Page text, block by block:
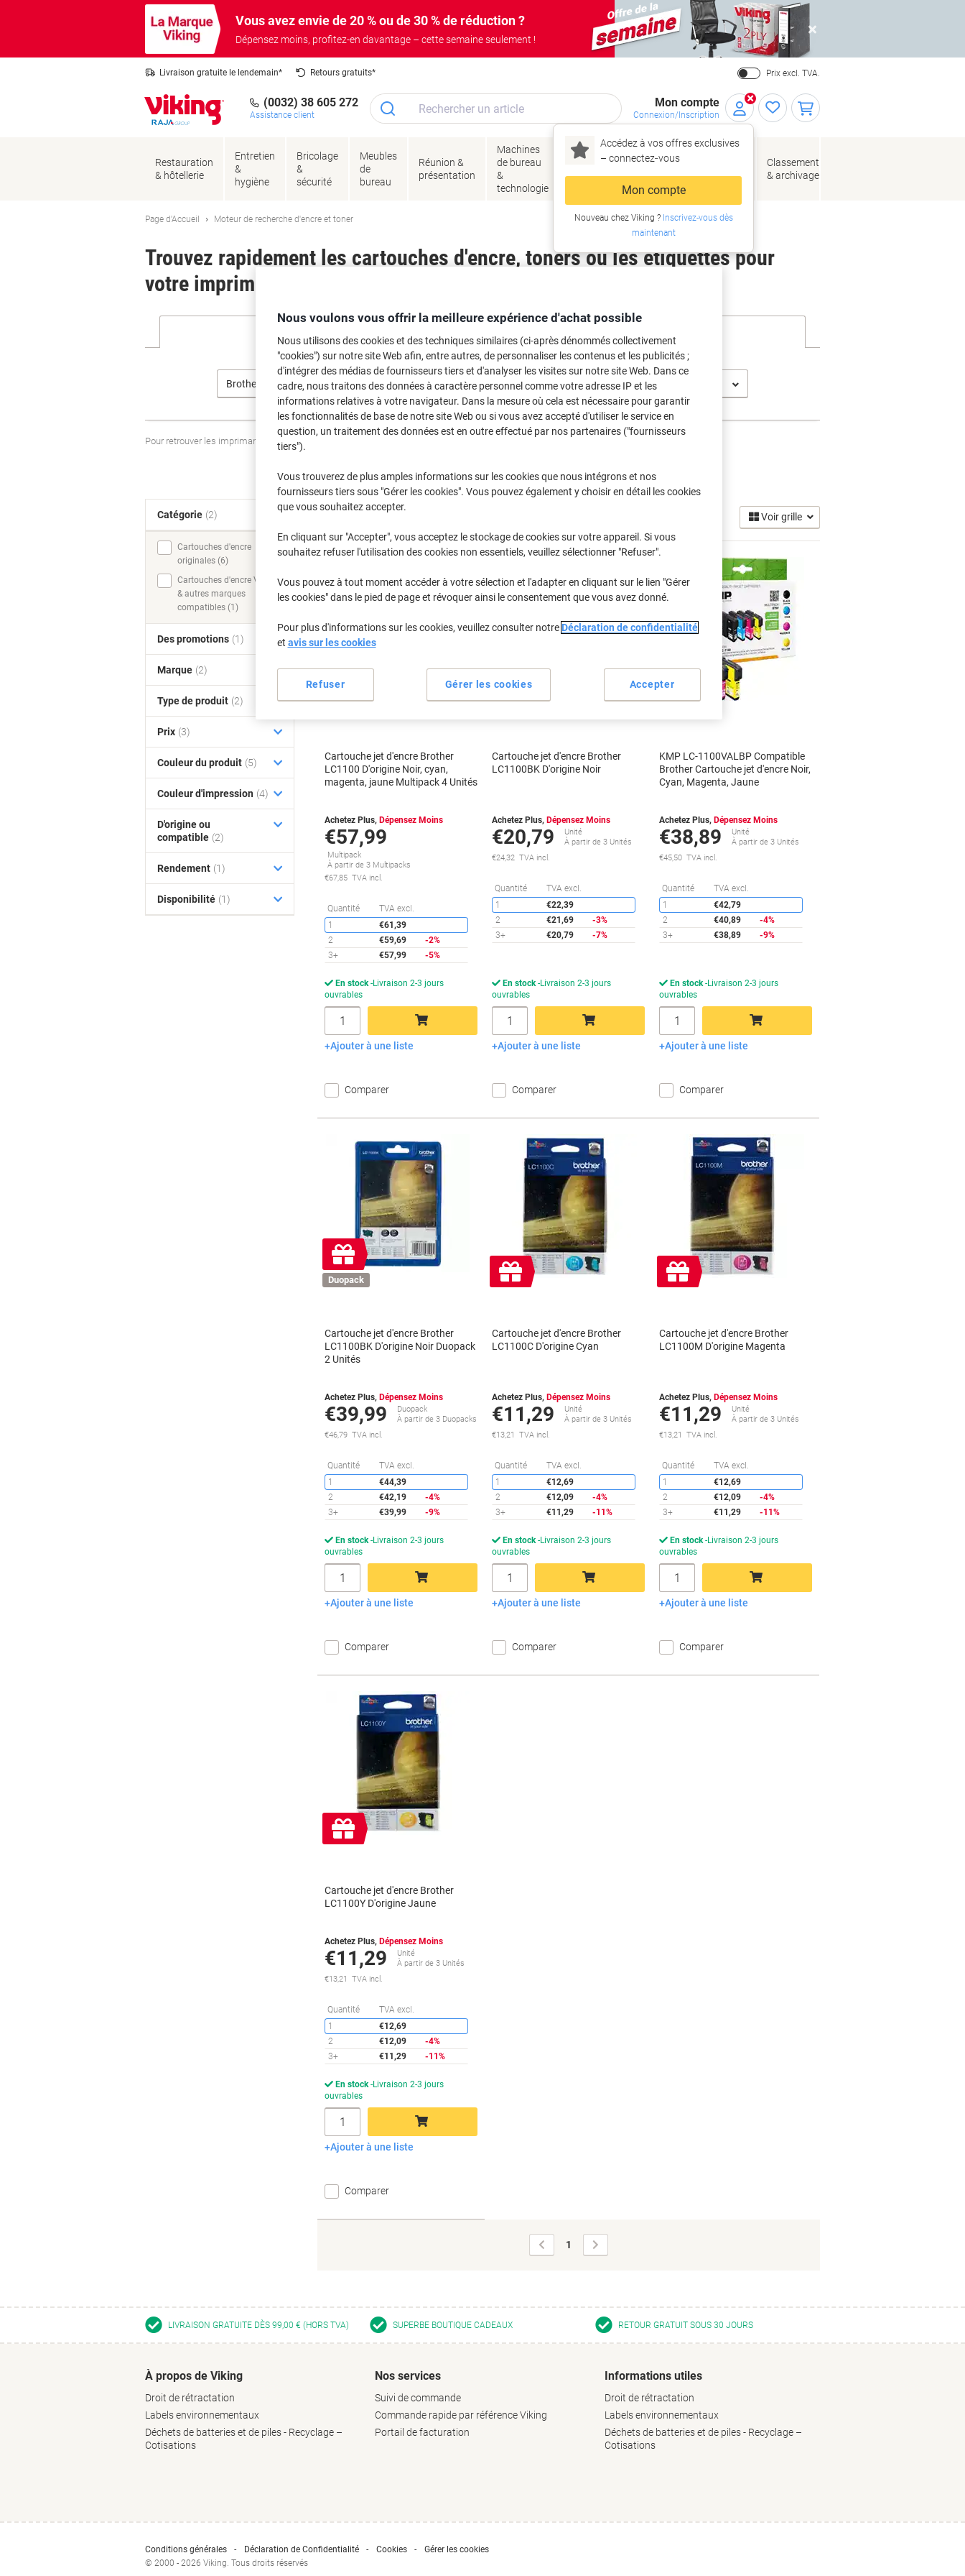
Vous avez envie de 20 % ou de 30 % de réduction ?
Dépensez moins, profitez-en davantage – cette semaine seulement !
Close
Livraison gratuite le lendemain* Retours gratuits* Prix excl. TVA.
(0032) 38 605 272
Assistance client
Mon compte
Connexion/Inscription
Accédez à vos offres exclusives
– connectez‑vous
Mon compte
Nouveau chez Viking ?Inscrivez-vous dès
maintenant
Restauration
& hôtellerie
Entretien
&
hygiène
Bricolage
&
sécurité
Meubles
de
bureau
Réunion &
présentation
Machines
de bureau
&
technologie
Encres
Papier,
enveloppes
&
emballage
de bureau
Classement
& archivage
Page d'Accueil Moteur de recherche d'encre et toner
Trouvez rapidement les cartouches d'encre, toners ou les étiquettes pour
votre imprimante.
Brother DCP Brother DCP-585 C
Pour retrouver les imprimantes listées et/ou les cartouches précédemment achetées
Brother DCP-585 C Cartouches Jet Encre (7)
Voir grille
Cadeau
gratuit
Multipack
Cartouche jet d'encre Brother
LC1100 D'origine Noir, cyan,
magenta, jaune Multipack 4 Unités
Achetez Plus, Dépensez Moins
€57,99
Multipack
À partir de 3 Multipacks
€67,85 TVA incl.
Quantité TVA excl.
Économies
1
€61,39
2
€59,69
-2%
3+
€57,99 -5%
En stock Livraison 2-3 jours
ouvrables
Quantité
Ajouter au panier
Ajouter à une liste
Comparer
Cadeau
gratuit
Cartouche jet d'encre Brother
LC1100BK D'origine Noir
Achetez Plus, Dépensez Moins
€20,79
Unité
À partir de 3 Unités
€24,32 TVA incl.
Quantité TVA excl.
Économies
1
€22,39
2
€21,69
-3%
3+
€20,79 -7%
En stock Livraison 2-3 jours
ouvrables
Quantité
Ajouter au panier
Ajouter à une liste
Comparer
KMP LC-1100VALBP Compatible
Brother Cartouche jet d'encre Noir,
Cyan, Magenta, Jaune
Achetez Plus, Dépensez Moins
€38,89
Unité
À partir de 3 Unités
€45,50 TVA incl.
Quantité TVA excl.
1
€42,79
2
€40,89
-4%
3+
€38,89 -9%
En stock Livraison 2-3 jours
ouvrables
Quantité
Ajouter au panier
Ajouter à une liste
Comparer
Cadeau
gratuit
Duopack
Cartouche jet d'encre Brother
LC1100BK D'origine Noir Duopack
2 Unités
Achetez Plus, Dépensez Moins
€39,99
Duopack
À partir de 3 Duopacks
€46,79 TVA incl.
Quantité TVA excl.
Économies
1
€44,39
2
€42,19
-4%
3+
€39,99 -9%
En stock Livraison 2-3 jours
ouvrables
Quantité
Ajouter au panier
Ajouter à une liste
Comparer
Cadeau
gratuit
Cartouche jet d'encre Brother
LC1100C D'origine Cyan
Achetez Plus, Dépensez Moins
€11,29
Unité
À partir de 3 Unités
€13,21 TVA incl.
Quantité TVA excl.
Économies
1
€12,69
2
€12,09
-4%
3+
€11,29 -11%
En stock Livraison 2-3 jours
ouvrables
Quantité
Ajouter au panier
Ajouter à une liste
Comparer
Cadeau
gratuit
Cartouche jet d'encre Brother
LC1100M D'origine Magenta
Achetez Plus, Dépensez Moins
€11,29
Unité
À partir de 3 Unités
€13,21 TVA incl.
Quantité TVA excl.
1
€12,69
2
€12,09
-4%
3+
€11,29 -11%
En stock Livraison 2-3 jours
ouvrables
Quantité
Ajouter au panier
Ajouter à une liste
Comparer
Cadeau
gratuit
Cartouche jet d'encre Brother
LC1100Y D'origine Jaune
Achetez Plus, Dépensez Moins
€11,29
Unité
À partir de 3 Unités
€13,21 TVA incl.
Quantité TVA excl.
1
€12,69
2
€12,09
-4%
3+
€11,29 -11%
En stock Livraison 2-3 jours
ouvrables
Quantité
Ajouter au panier
Ajouter à une liste
Comparer
Page
précédente
1
suivante
Catégorie (2)
Cartouches d'encre
originales (6)
Cartouches d'encre Viking
& autres marques
compatibles (1)
Des promotions (1)
Marque (2)
Type de produit (2)
Prix (3)
Couleur du produit (5)
Couleur d'impression (4)
D'origine ou
compatible (2)
Rendement (1)
Disponibilité (1)
LIVRAISON GRATUITE DÈS 99,00 € (HORS TVA) SUPERBE BOUTIQUE CADEAUX RETOUR GRATUIT SOUS 30 JOURS
À propos de Viking
Droit de rétractation
Labels environnementaux
Déchets de batteries et de piles - Recyclage –
Cotisations
Nos services
Suivi de commande
Commande rapide par référence Viking
Portail de facturation
Informations utiles
Droit de rétractation
Labels environnementaux
Déchets de batteries et de piles - Recyclage –
Cotisations
Conditions générales Déclaration de Confidentialité Cookies
Gérer les cookies
© 2000 - 2026 Viking. Tous droits réservés
Nous voulons vous offrir la meilleure expérience d'achat possible
Nous utilisons des cookies et des techniques similaires (ci-après dénommés collectivement
"cookies") sur notre site Web afin, entre autres, de personnaliser les contenus et les publicités ;
d'intégrer des médias de fournisseurs tiers et d'analyser les visites sur notre site Web. Dans ce
cadre, nous traitons des données à caractère personnel comme votre adresse IP et les
informations relatives à votre navigateur. Dans la mesure où cela est nécessaire pour garantir
les fonctionnalités de base de notre site Web ou si vous avez accepté d'utiliser le service en
question, un traitement des données est en outre effectué par nos partenaires ("fournisseurs
tiers").
Vous trouverez de plus amples informations sur les cookies que nous intégrons et nos
fournisseurs tiers sous "Gérer les cookies". Vous pouvez également y choisir en détail les cookies
que vous souhaitez accepter.
En cliquant sur "Accepter", vous acceptez le stockage de cookies sur votre appareil. Si vous
souhaitez refuser l'utilisation des cookies non essentiels, veuillez sélectionner "Refuser".
Vous pouvez à tout moment accéder à votre sélection et l'adapter en cliquant sur le lien "Gérer
les cookies" dans le pied de page et révoquer ainsi le consentement que vous avez donné.
Pour plus d'informations sur les cookies, veuillez consulter notre Déclaration de confidentialité
et avis sur les cookies
Gérer les cookies
Refuser Accepter